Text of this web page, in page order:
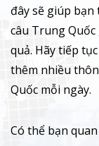
đây sẽ giúp
câu Trung
quả. Hãy tiếp
thêm nhiều
Quốc mỗi ngày.
Có thể bạn